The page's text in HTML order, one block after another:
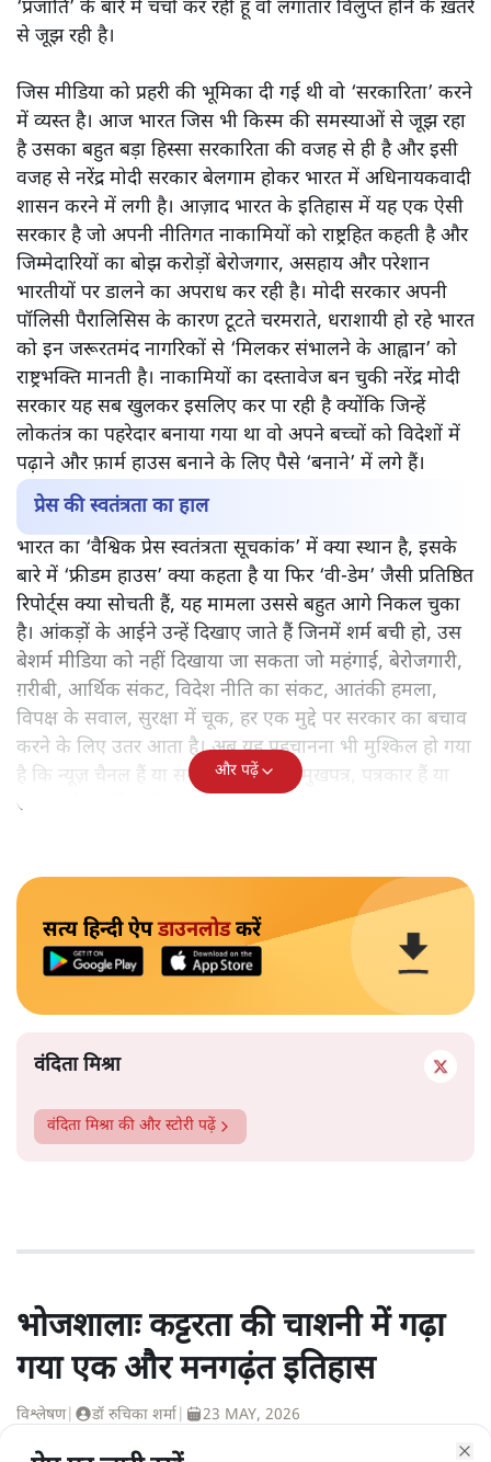
‘प्रजाति’ के बारे में चर्चा कर रही हूँ वो लगातार विलुप्त होने के ख़तरे
से जूझ रही है।
जिस मीडिया को प्रहरी की भूमिका दी गई थी वो ‘सरकारिता’ करने
में व्यस्त है। आज भारत जिस भी किस्म की समस्याओं से जूझ रहा
है उसका बहुत बड़ा हिस्सा सरकारिता की वजह से ही है और इसी
वजह से नरेंद्र मोदी सरकार बेलगाम होकर भारत में अधिनायकवादी
शासन करने में लगी है। आज़ाद भारत के इतिहास में यह एक ऐसी
सरकार है जो अपनी नीतिगत नाकामियों को राष्ट्रहित कहती है और
जिम्मेदारियों का बोझ करोड़ों बेरोजगार, असहाय और परेशान
भारतीयों पर डालने का अपराध कर रही है। मोदी सरकार अपनी
पॉलिसी पैरालिसिस के कारण टूटते चरमराते, धराशायी हो रहे भारत
को इन जरूरतमंद नागरिकों से ‘मिलकर संभालने के आह्वान’ को
राष्ट्रभक्ति मानती है। नाकामियों का दस्तावेज बन चुकी नरेंद्र मोदी
सरकार यह सब खुलकर इसलिए कर पा रही है क्योंकि जिन्हें
लोकतंत्र का पहरेदार बनाया गया था वो अपने बच्चों को विदेशों में
पढ़ाने और फ़ार्म हाउस बनाने के लिए पैसे ‘बनाने’ में लगे हैं।
प्रेस की स्वतंत्रता का हाल
भारत का ‘वैश्विक प्रेस स्वतंत्रता सूचकांक’ में क्या स्थान है, इसके
बारे में ‘फ्रीडम हाउस’ क्या कहता है या फिर ‘वी-डेम’ जैसी प्रतिष्ठित
रिपोर्ट्स क्या सोचती हैं, यह मामला उससे बहुत आगे निकल चुका
है। आंकड़ों के आईने उन्हें दिखाए जाते हैं जिनमें शर्म बची हो, उस
बेशर्म मीडिया को नहीं दिखाया जा सकता जो महंगाई, बेरोजगारी,
ग़रीबी, आर्थिक संकट, विदेश नीति का संकट, आतंकी हमला,
विपक्ष के सवाल, सुरक्षा में चूक, हर एक मुद्दे पर सरकार का बचाव
करने के लिए उतर आता है। अब यह पहचानना भी मुश्किल हो गया
है कि न्यूज़ चैनल हैं या सरकार का अपना मुखपत्र, पत्रकार हैं या
सरकार के आधिकारिक प्रवक्ता!
और पढ़ें
सत्य हिन्दी ऐपडाउनलोडकरें
वंदिता मिश्रा
वंदिता मिश्रा की और स्टोरी पढ़ें
भोजशालाः कट्टरता की चाशनी में गढ़ा
गया एक और मनगढ़ंत इतिहास
विश्लेषण| डॉ रुचिका शर्मा 23 MAY, 2026